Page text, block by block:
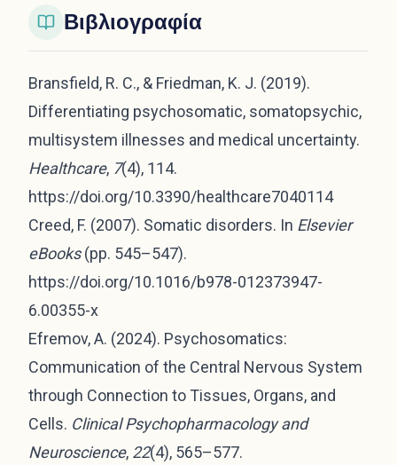
Βιβλιογραφία
Bransfield, R. C., & Friedman, K. J. (2019).
Differentiating psychosomatic, somatopsychic,
multisystem illnesses and medical uncertainty.
Healthcare, 7(4), 114.
https://doi.org/10.3390/healthcare7040114
Creed, F. (2007). Somatic disorders. In Elsevier
eBooks(pp. 545–547).
https://doi.org/10.1016/b978-012373947-
6.00355-x
Efremov, A. (2024). Psychosomatics:
Communication of the Central Nervous System
through Connection to Tissues, Organs, and
Cells. Clinical Psychopharmacology and
Neuroscience, 22(4), 565–577.